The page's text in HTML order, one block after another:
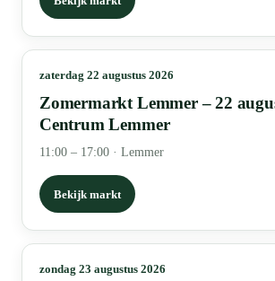
zaterdag 22 augustus 2026
Zomermarkt Lemmer – 22
Centrum Lemmer
11:00 – 17:00 · Lemmer
Bekijk markt
zondag 23 augustus 2026